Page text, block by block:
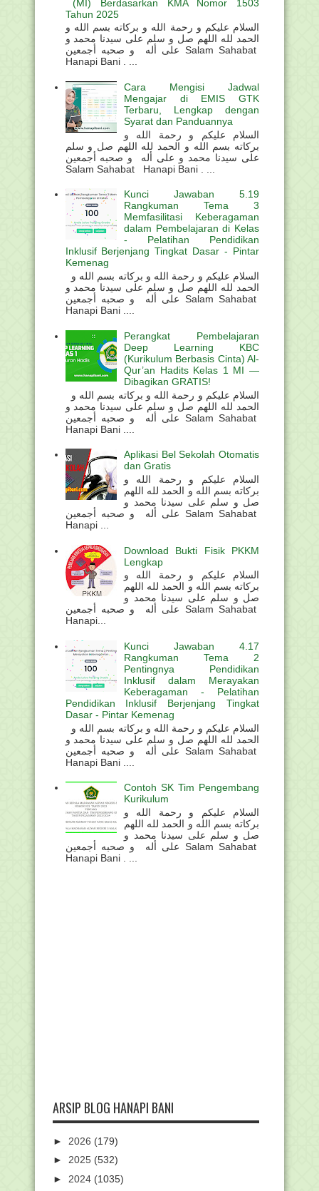
(MI) Berdasarkan KMA Nomor 1503
Tahun 2025
السلام عليكم و رحمة الله و بركاته بسم الله و
الحمد لله اللهم صل و سلم على سيدنا محمد و
على أله و صحبه أجمعين Salam Sahabat
Hanapi Bani . ...
Cara Mengisi Jadwal
Mengajar di EMIS GTK
Terbaru, Lengkap dengan
Syarat dan Panduannya
السلام عليكم و رحمة الله و
بركاته بسم الله و الحمد لله اللهم صل و سلم
على سيدنا محمد و على أله و صحبه أجمعين
Salam Sahabat Hanapi Bani . ...
Kunci Jawaban 5.19
Rangkuman Tema 3
Memfasilitasi Keberagaman
dalam Pembelajaran di Kelas
- Pelatihan Pendidikan
Inklusif Berjenjang Tingkat Dasar - Pintar
Kemenag
الحمد لله اللهم صل و سلم على سيدنا محمد و
على أله و صحبه أجمعين Salam Sahabat
Hanapi Bani ....
Perangkat Pembelajaran
Deep Learning KBC
(Kurikulum Berbasis Cinta) Al-
Qur’an Hadits Kelas 1 MI —
Dibagikan GRATIS!
الحمد لله اللهم صل و سلم على سيدنا محمد و
على أله و صحبه أجمعين Salam Sahabat
Hanapi Bani ....
Aplikasi Bel Sekolah Otomatis
dan Gratis
السلام عليكم و رحمة الله و
بركاته بسم الله و الحمد لله اللهم
صل و سلم على سيدنا محمد و
على أله و صحبه أجمعين Salam Sahabat
Hanapi ...
Download Bukti Fisik PKKM
Lengkap
السلام عليكم و رحمة الله و
بركاته بسم الله و الحمد لله اللهم
صل و سلم على سيدنا محمد و
على أله و صحبه أجمعين Salam Sahabat
Hanapi...
Kunci Jawaban 4.17
Rangkuman Tema 2
Pentingnya Pendidikan
Inklusif dalam Merayakan
Keberagaman - Pelatihan
Pendidikan Inklusif Berjenjang Tingkat
Dasar - Pintar Kemenag
الحمد لله اللهم صل و سلم على سيدنا محمد و
على أله و صحبه أجمعين Salam Sahabat
Hanapi Bani ....
Contoh SK Tim Pengembang
Kurikulum
السلام عليكم و رحمة الله و
بركاته بسم الله و الحمد لله اللهم
صل و سلم على سيدنا محمد و
على أله و صحبه أجمعين Salam Sahabat
Hanapi Bani . ...
ARSIP BLOG HANAPI BANI
► 2026 (179)
► 2025 (532)
► 2024 (1035)